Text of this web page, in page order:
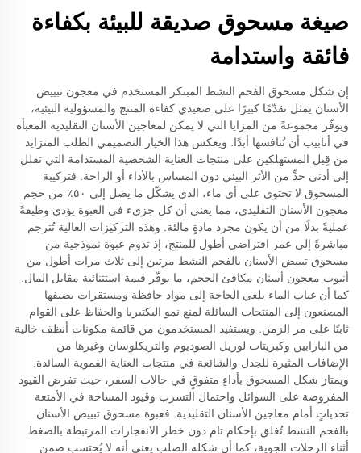
صيغة مسحوق صديقة للبيئة بكفاءة
فائقة واستدامة
إن شكل مسحوق الفحم النشط المبتكر المستخدم في معجون تبييض
الأسنان يمثل تقدّمًا كبيرًا على صعيدي كفاءة المنتج والمسؤولية البيئية،
ويوفّر مجموعةً من المزايا التي لا يمكن لمعاجين الأسنان التقليدية المعبأة
في أنابيب أن تُنافسها أبدًا. ويعكس هذا الخيار التصميمي الطلب المتزايد
من قِبل المستهلكين على منتجات العناية الشخصية المستدامة التي تقلل
إلى أدنى حدٍّ من الأثر البيئي دون المساس بالأداء أو الراحة. فتركيبة
المسحوق لا تحتوي على أي ماء، الذي يشكّل ما يصل إلى ٥٠٪ من حجم
معجون الأسنان التقليدي، مما يعني أن كل جزيء في العبوة يؤدي وظيفةً
عمليةً بدلًا من أن يكون مجرد مادةٍ مالئة. وهذه التركيزات العالية تُترجم
مباشرةً إلى عمر افتراضي أطول للمنتج، إذ تدوم عبوة نموذجية من
مسحوق تبييض الأسنان بالفحم النشط مرتين إلى ثلاث مرات أطول من
أنبوب معجون أسنان مكافئ الحجم، ما يوفّر قيمة استثنائية مقابل المال.
كما أن غياب الماء يلغي الحاجة إلى مواد حافظة ومستقرات يضيفها
المصنعون إلى المنتجات السائلة لمنع نمو البكتيريا والحفاظ على القوام
ثابتًا على مر الزمن. ويستفيد المستخدمون من قائمة مكونات أنظف خالية
من البارابين وكبريتات لوريل الصوديوم والتريكلوسان وغيرها من
الإضافات المثيرة للجدل والشائعة في منتجات العناية الفموية السائدة.
ويمتاز شكل المسحوق بأداءٍ متفوقٍ في حالات السفر، حيث تفرض القيود
المفروضة على السوائل واحتمال التسرب وقيود المساحة في الأمتعة
تحدياتٍ أمام معاجين الأسنان التقليدية. فعبوة مسحوق تبييض الأسنان
بالفحم النشط تُغلق بإحكام تام دون خطر الانفجارات المرتبطة بالضغط
أثناء الرحلات الجوية، كما أن شكله الصلب يعني أنه لا يُحتسب ضمن